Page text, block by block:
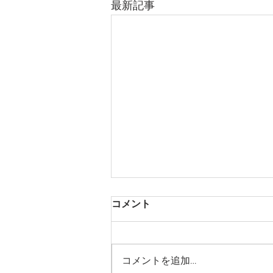
最新記事
あじさいと団子
コメント
コメントを追加…